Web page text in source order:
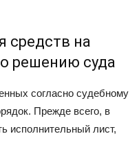
средств на
решению суда
согласно судебному
Прежде всего, в
исполнительный лист,